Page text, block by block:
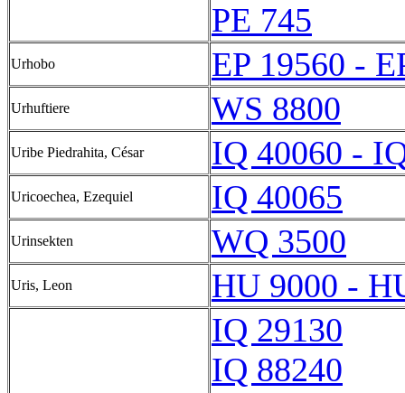
PE 745
Urhobo EP 19560 -
Urhuftiere WS 8800
Uribe Piedrahita, César IQ 40060 -
Uricoechea, Ezequiel IQ 40065
Urinsekten WQ 3500
Uris, Leon HU 9000 -
IQ 29130
IQ 88240